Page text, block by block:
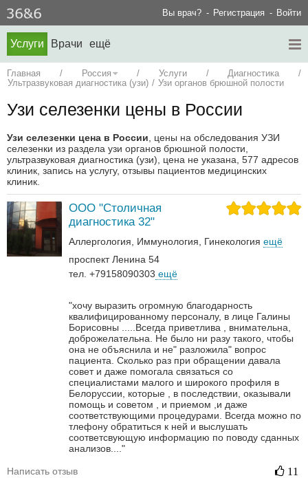
Вы врач? Регистрация Войти
Услуги Врачи ещё
Главная / Россия / Услуги / Диагностика
/
Ультразвуковая диагностика (узи) / Узи органов брюшной полости
Узи селезенки цены в России
Узи селезенки цена в России, цены на обследования УЗИ
селезенки из раздела узи органов брюшной полости,
ультразвуковая диагностика (узи), цена не указана, 577 адресов
клиник, запись на услугу, отзывы пациентов медицинских
клиник.
ООО "Столичная
диагностика 32"
Аллергология Иммунология Гинекология ещё
проспект Ленина 54
тел. +79158090303 ещё
"хочу выразить огромную благодарность
квалифицированному персоналу, в лице Галины
Борисовны .....Всегда приветлива , внимательна,
доброжелательна. Не было ни разу такого, чтобы
она не объяснила и не" разложила" вопрос
пациента. Сколько раз при обращении давала
совет и даже помогала связаться со
специалистами малого и широкого профиля в
Белоруссии, которые , в последствии, оказывали
помощь и советом , и приемом ,и даже
соответствующими процедурами. Всегда можно по
тлефону обратиться к ней и выслушать
соответсвующую информацию по поводу сданных
анализов...."
Написать отзыв 11